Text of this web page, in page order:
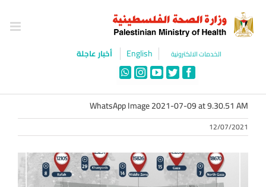
content
الخدمات الالكترونية English أخبار عاجلة
Facebook
Twitter
YouTube
Instagram
WhatsApp
WhatsApp Image 2021-07-09 at 9.30.51 AM
12/07/2021